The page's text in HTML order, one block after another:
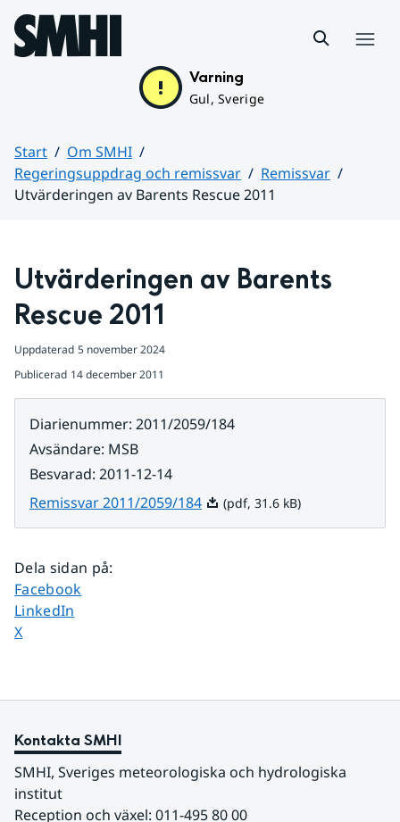
Hoppa till sidans innehåll
Varning
Gul, Sverige
Start
Om SMHI
Regeringsuppdrag och remissvar
Remissvar
Utvärderingen av Barents Rescue 2011
Utvärderingen av Barents
Rescue 2011
Uppdaterad 5 november 2024
Publicerad 14 december 2011
Diarienummer: 2011/2059/184
Avsändare: MSB
Besvarad: 2011-12-14
Remissvar 2011/2059/184Pdf, 31.6 kB.
(pdf, 31.6 kB)
Dela sidan på:
Dela sidan på
Facebook
Dela sidan på
LinkedIn
Dela sidan på
X
Kontakta SMHI
SMHI, Sveriges meteorologiska och hydrologiska
institut
Reception och växel: 011-495 80 00